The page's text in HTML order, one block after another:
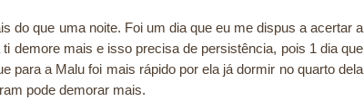
do que uma noite. Foi um dia que eu me dispus a acertar a
demore mais e isso precisa de persistência, pois 1 dia que
para a Malu foi mais rápido por ela já dormir no quarto dela
pode demorar mais.